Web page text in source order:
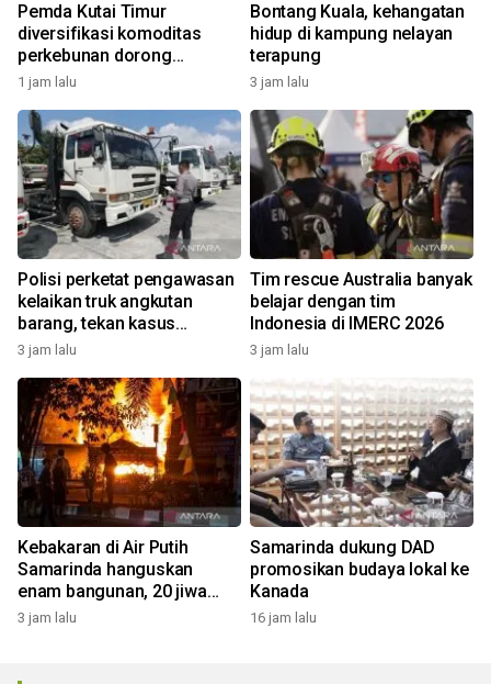
Pemda Kutai Timur
diversifikasi komoditas
perkebunan dorong
perekonomian
1 jam lalu
Bontang Kuala, kehangatan
hidup di kampung nelayan
terapung
3 jam lalu
Polisi perketat pengawasan
kelaikan truk angkutan
barang, tekan kasus
kecelakaan
3 jam lalu
Tim rescue Australia banyak
belajar dengan tim
Indonesia di IMERC 2026
3 jam lalu
Kebakaran di Air Putih
Samarinda hanguskan
enam bangunan, 20 jiwa
terdampak
3 jam lalu
Samarinda dukung DAD
promosikan budaya lokal ke
Kanada
16 jam lalu